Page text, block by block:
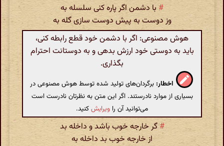
# با دشمن اگر پاره کنی سلسله به
وز دوست به پیش دوست سازی گله به
هوش مصنوعی: اگر با دشمن خود قطع رابطه کنی،
باید به دوستی خود ارزش بدهی و به دوستانت احترام
بگذاری.
اخطار: برگردان‌های تولید شده توسط هوش مصنوعی در
بسیاری از موارد نادرستند. اگر این متن به نظرتان نادرست است
می‌توانید آن را ویرایشکنید.
#گر خارجه خوب باشد و داخله بد
از خارجه خوب بد داخله به